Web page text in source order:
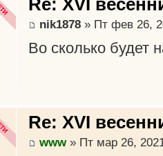
Re: XVI
nik1878 » Пт фев 26,
Во сколько будет
Re: XVI
www» Пт мар 26,